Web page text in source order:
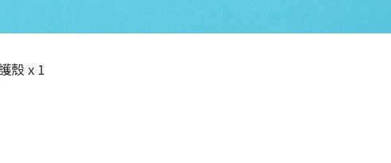
殼 x 1